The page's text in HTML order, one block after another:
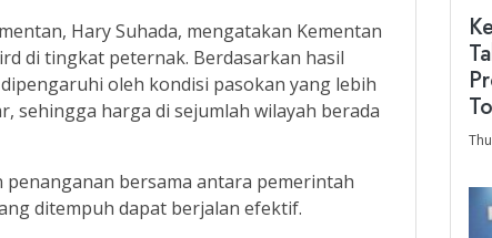
Hary Suhada, mengatakan Kementan
di tingkat peternak. Berdasarkan hasil
oleh kondisi pasokan yang lebih
sehingga harga di sejumlah wilayah berada
bersama antara pemerintah
ditempuh dapat berjalan efektif.